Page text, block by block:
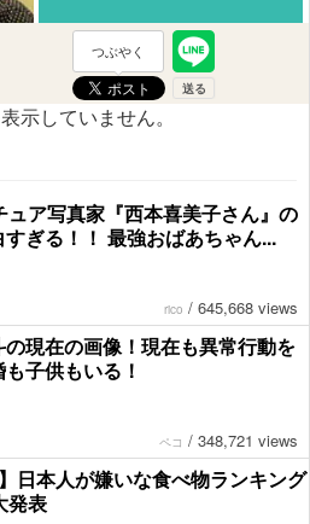
つぶやく
示していません。
ュア写真家『西本喜美子さん』の
ぎる！！ 最強おばあちゃん...
rico / 645,668 views
現在の画像！現在も異常行動を
子供もいる！
ペコ / 348,721 views
日本人が嫌いな食べ物ランキング
発表